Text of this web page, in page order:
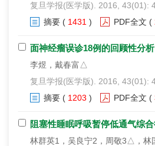
复旦学报(医学版). 2016, 43(01):
摘要 ( 1431 ) PDF全文 (
面神经瘤误诊18例的回顾性分析
李煜，戴春富△
复旦学报(医学版). 2016, 43(01):
摘要 ( 1203 ) PDF全文 (
阻塞性睡眠呼吸暂停低通气综
林群英1，吴良宁2，周敬3△，林